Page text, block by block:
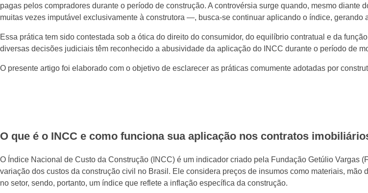
pagas pelos compradores durante o período de construção. A controvérsia surge quando, mesmo diante
muitas vezes imputável exclusivamente à construtora —, busca-se continuar aplicando o índice, gerando
Essa prática tem sido contestada sob a ótica do direito do consumidor, do equilíbrio contratual e da
diversas decisões judiciais têm reconhecido a abusividade da aplicação do INCC durante o período de
O presente artigo foi elaborado com o objetivo de esclarecer as práticas comumente adotadas por
O que é o INCC e como funciona sua aplicação nos contratos
O Índice Nacional de Custo da Construção (INCC) é um indicador criado pela Fundação Getúlio Vargas
variação dos custos da construção civil no Brasil. Ele considera preços de insumos como materiais, mão
no setor, sendo, portanto, um índice que reflete a inflação específica da construção.